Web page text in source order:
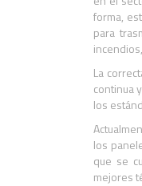
forma,
para
La
continua
los
los
que se
mejores